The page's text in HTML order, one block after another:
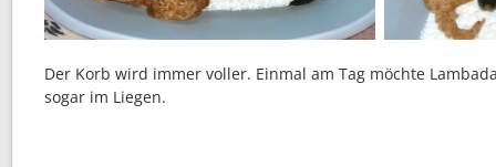
Der Korb wird immer voller. Einmal am Tag möchte
sogar im Liegen.